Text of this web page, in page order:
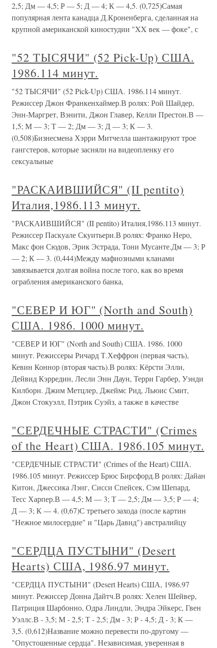
2,5; Дм — 4,5; Р — 5; Д — 4; К — 4,5. (0,725)Самая
популярная лента канадца Д.Кроненберга, сделанная на
крупной американской киностудии "XX век — фоке", с
"52 ТЫСЯЧИ" (52 Pick-Up) США.
1986.114 минут.
"52 ТЫСЯЧИ" (52 Pick-Up) США. 1986.114 минут.
Режиссер Джон Франкенхаймер.В ролях: Рой Шайдер,
Энн-Маргрет, Вэнити, Джон Главер, Келли Престон.В —
1,5; М — 3; Т — 2; Дм — 3; Д — 3; К — 3.
(0,508)Бизнесмена Хэрри Митчелла шантажируют трое
гангстеров, которые засняли на видеопленку его
сексуальные
"РАСКАИВШИЙСЯ" (II pentito)
Италия,1986.113 минут.
"РАСКАИВШИЙСЯ" (II pentito) Италия,1986.113 минут.
Режиссер Паскуале Скуитьери.В ролях: Франко Неро,
Макс фон Сюдов, Эрик Эстрада, Тони Мусанте.Дм — 3; Р
— 2; К — 3. (0,444)Между мафиозными кланами
завязывается долгая война после того, как во время
ограбления американского банка,
"СЕВЕР И ЮГ" (North and South)
США. 1986. 1000 минут.
"СЕВЕР И ЮГ" (North and South) США. 1986. 1000
минут. Режиссеры Ричард Т.Хеффрон (первая часть),
Кевин Коннор (вторая часть).В ролях: Кёрсти Элли,
Дейвид Кэрредин, Лесли Энн Даун, Терри Гарбер, Уэнди
Килборн. Джим Метцлер, Джеймс Рид, Льюис Смит,
Джон Стокуэлл, Пэтрик Суэйз, а также в качестве
"СЕРДЕЧНЫЕ СТРАСТИ" (Crimes
of the Heart) США. 1986.105 минут.
"СЕРДЕЧНЫЕ СТРАСТИ" (Crimes of the Heart) США.
1986.105 минут. Режиссер Брюс Бирсфорд.В ролях: Дайан
Китон, Джессика Лэнг, Сисси Спейсек, Сэм Шепард,
Тесс Харпер.В — 4,5; М — 3; Т — 2,5; Дм — 3,5; Р — 4;
Д — 3; К — 4. (0,67)С третьего захода (после картин
"Нежное милосердие" и "Царь Давид") австралийцу
"СЕРДЦА ПУСТЫНИ" (Desert
Hearts) США, 1986.97 минут.
"СЕРДЦА ПУСТЫНИ" (Desert Hearts) США, 1986.97
минут. Режиссер Донна Дайтч.В ролях: Хелен Шейвер,
Патриция Шарбонно, Одра Линдли, Эндра Эйкерс, Гвен
Уэллс.В - 3,5; М - 2,5; Т - 2,5; Дм - 3; Р - 4,5; Д - 3; К —
3,5. (0,612)Название можно перевести по-другому —
"Опустошенные сердца". Независимая, уверенная в